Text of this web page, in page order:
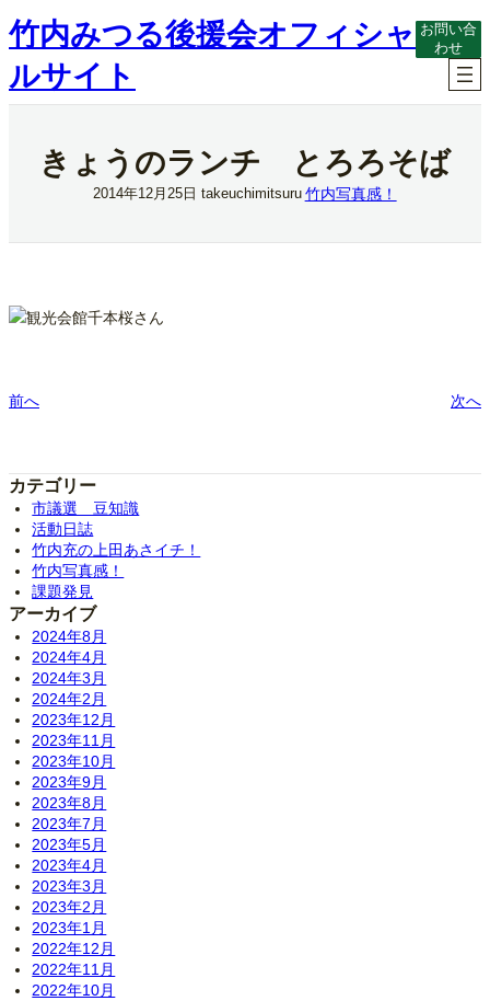
内
容
ス
キ
竹内みつる後援会オフィシャ
ルサイト
お問い合
わせ
きょうのランチ とろろそば
2014年12月25日 takeuchimitsuru 竹内写真感！
観光会館千本桜さん
前へ 次へ
カテゴリー
市議選 豆知識
活動日誌
竹内充の上田あさイチ！
竹内写真感！
課題発見
アーカイブ
2024年8月
2024年4月
2024年3月
2024年2月
2023年12月
2023年11月
2023年10月
2023年9月
2023年8月
2023年7月
2023年5月
2023年4月
2023年3月
2023年2月
2023年1月
2022年12月
2022年11月
2022年10月